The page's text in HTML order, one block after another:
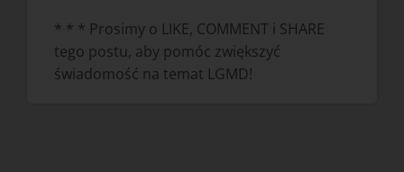
* * * Prosimy o LIKE, COMMENT i SHARE
tego postu, aby pomóc zwiększyć
świadomość na temat LGMD!